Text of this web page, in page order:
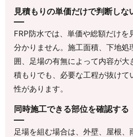
見積もりの単価だけで判断しな
FRP防水では、単価や総額だけを
分かりません。施工面積、下地処
囲、足場の有無によって内容が大
積もりでも、必要な工程が抜けて
性があります。
同時施工できる部位を確認する
足場を組む場合は、外壁、屋根、